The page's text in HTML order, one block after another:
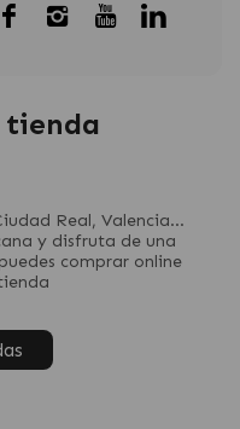
tienda
Real, Valencia...
y disfruta de una
comprar online